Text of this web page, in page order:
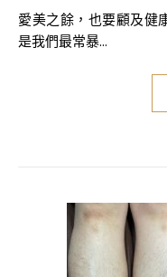
愛美之餘，也要顧及健康的指尖美學 在現代社會，手部不僅
是我們最常暴...